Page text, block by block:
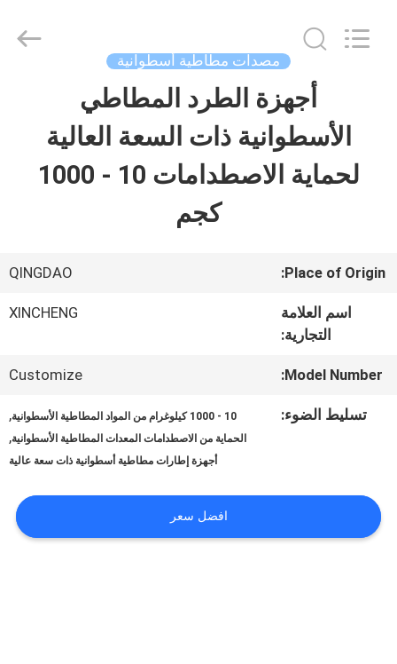
منتجات
الواقع
الافتراضي
معلومات
عنا
في
المعمل
Xincheng
Rubber
مصدات مطاطية أسطوانية
أجهزة الطرد المطاطي
الأسطوانية ذات السعة العالية
لحماية الاصطدامات 10 - 1000
كجم
Place of Origin:
QINGDAO
اسم العلامة
التجارية:
XINCHENG
Model Number:
Customize
تسليط الضوء: 10 - 1000 كيلوغرام من المواد المطاطية الأسطوانية ,
الحماية من الاصطدامات المعدات المطاطية الأسطوانية,
أجهزة إطارات مطاطية أسطوانية ذات سعة عالية
افضل سعر